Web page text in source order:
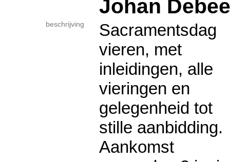
Johan
beschrijving
Sacramentsdag
vieren, met
inleidingen, alle
vieringen en
gelegenheid tot
stille aanbidding.
Aankomst